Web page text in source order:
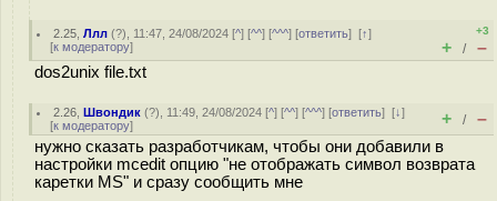
2.25 ,Ллл (?), 11:47, 24/08/2024 [^] [^^] [^^^] [ответить][↑]
[к модератору]
+3
+ / –
dos2unix file.txt
2.26 ,Швондик (?), 11:49, 24/08/2024 [^] [^^] [^^^] [ответить][↓]
[к модератору] + / –
нужно сказать разработчикам, чтобы они добавили в
настройки mcedit опцию "не отображать символ возврата
каретки MS" и сразу сообщить мне